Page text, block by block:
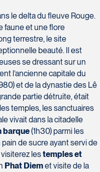
le delta du fleuve Rouge.
faune et une flore
terrestre, le site
beauté. Il est
se dressant sur un
l’ancienne capitale du
et de la dynastie des Lê
partie détruite, était
temples, les sanctuaires
vivait dans la citadelle
barque(1h30) parmi les
de sucre ayant servi de
lestemples et
Phat Diemet visite de la
-
108